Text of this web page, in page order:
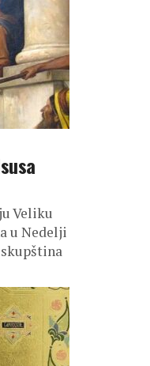
Veliku
u Nedelji